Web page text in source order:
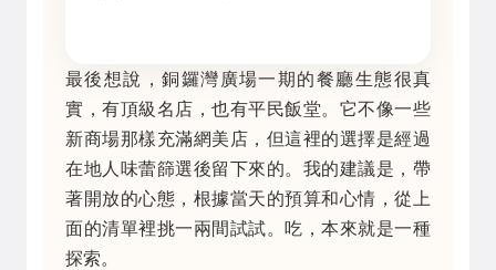
最後想說，銅鑼灣廣場一期的餐廳生態很真
實，有頂級名店，也有平民飯堂。它不像一些
新商場那樣充滿網美店，但這裡的選擇是經過
在地人味蕾篩選後留下來的。我的建議是，帶
著開放的心態，根據當天的預算和心情，從上
面的清單裡挑一兩間試試。吃，本來就是一種
探索。